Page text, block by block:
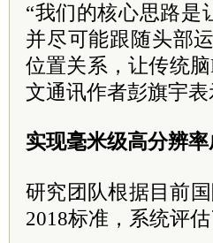
“我们的核心思路是
并尽可能跟随头部
位置关系，让传统脑
文通讯作者彭旗宇表
实现毫米级高分辨
研究团队根据目前
2018标准，系统评